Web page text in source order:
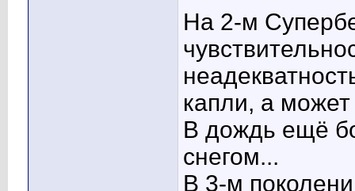
На 2-м
капли, а
В дождь ещё
снегом...
В 3-м